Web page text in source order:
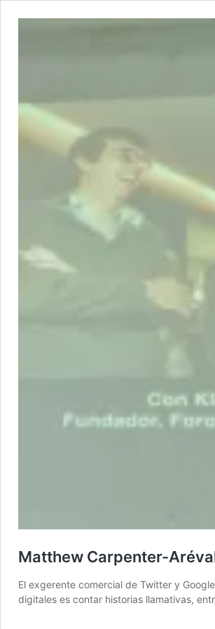
Matthew Carpenter-
El exgerente comercial de Twitter y
digitales es contar historias llamativas,